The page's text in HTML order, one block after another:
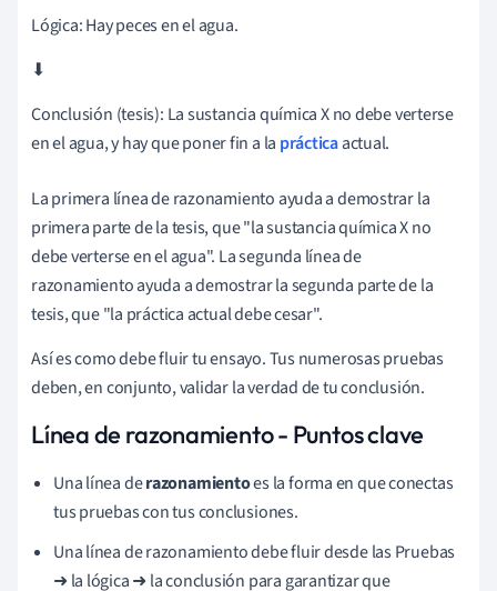
Lógica: Hay peces en el agua.
⬇
Conclusión (tesis): La sustancia química X no debe verterse
en el agua, y hayque poner fin a la prácticaactual.
La primera línea de razonamiento ayuda a demostrar la
primera parte de la tesis, que "la sustancia química X no
debe verterse en el agua". La segunda línea de
razonamiento ayuda a demostrar la segunda parte de la
tesis, que "la práctica actual debe cesar".
Así es como debe fluir tu ensayo. Tus numerosas pruebas
deben, en conjunto, validar la verdad de tu conclusión.
Línea de razonamiento - Puntos clave
Una línea derazonamientoes la forma en que conectas
tus pruebas con tus conclusiones.
Una línea de razonamiento debe fluir desde las Pruebas
➜ la lógica ➜ la conclusión para garantizar que